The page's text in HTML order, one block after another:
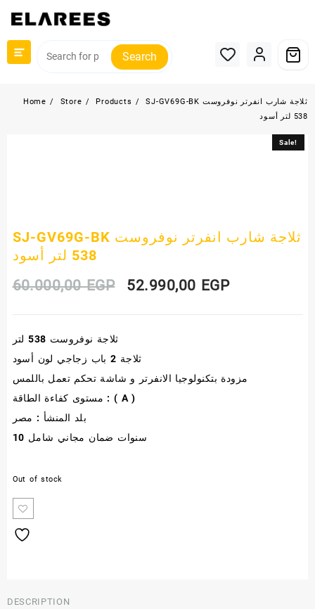
Search
Home Store Products
SJ-GV69G-BK ثلاجة شارب انفرتر نوفروست
538 لتر أسود
Sale!
SJ-GV69G-BK ثلاجة شارب انفرتر نوفروست
538 لتر أسود
60.000,00EGP
Original
60.000,00 EGP.
52.990,00 EGPCurrent
ثلاجة نوفروست 538 لتر
ثلاجة 2 باب زجاجي لون أسود
مزودة بتكنولوجيا الانفرتر و شاشة تحكم تعمل باللمس
مستوى كفاءة الطاقة : ( A )
بلد المنشأ : مصر
10 سنوات ضمان مجاني شامل
Out of stock
Sale!
DESCRIPTION